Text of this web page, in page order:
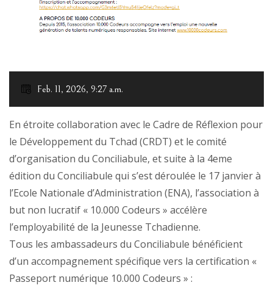
Feb. 11, 2026, 9:27 a.m.
En étroite collaboration avec le Cadre de Réflexion pour
le Développement du Tchad (CRDT) et le comité
d’organisation du Conciliabule, et suite à la 4eme
édition du Conciliabule qui s’est déroulée le 17 janvier à
l’Ecole Nationale d’Administration (ENA), l’association à
but non lucratif « 10.000 Codeurs » accélère
l’employabilité de la Jeunesse Tchadienne.
Tous les ambassadeurs du Conciliabule bénéficient
d’un accompagnement spécifique vers la certification «
Passeport numérique 10.000 Codeurs » :